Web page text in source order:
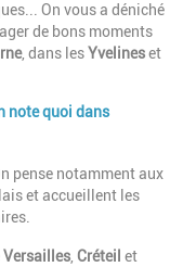
On vous a déniché
de bons moments
, dans lesYvelineset
note quoi dans
pense notamment aux
et accueillent les
Versailles Créteil et